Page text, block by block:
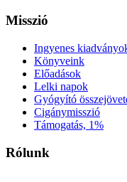
Misszió
Ingyenes
Könyveink
Előadások
Lelki napok
Gyógyító
Cigánymisszió
Támogatás, 1%
Rólunk